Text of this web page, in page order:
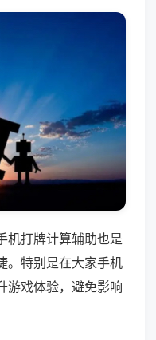
机打牌计算辅助也是
。特别是在大家手机
游戏体验，避免影响